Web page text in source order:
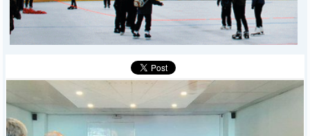
MÁS
BÚSQUEDA